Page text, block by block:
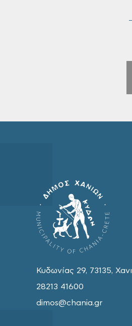
Κυδωνίας 29, 73135,
28213 41600
dimos@chania.gr